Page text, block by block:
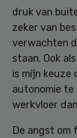
druk van
zeker van
verwachten
staan. Ook
is míjn keuze
autonomie te
werkvloer
De angst om